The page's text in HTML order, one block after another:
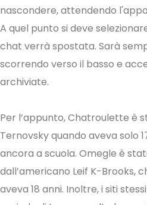
nascondere, attendendo
A quel punto si deve
chat verrà spostata. Sarà
scorrendo verso il basso e
archiviate.
Per l’appunto, Chatroulette è
Ternovsky quando aveva solo
ancora a scuola. Omegle è
dall’americano Leif K-Brooks,
aveva 18 anni. Inoltre, i siti